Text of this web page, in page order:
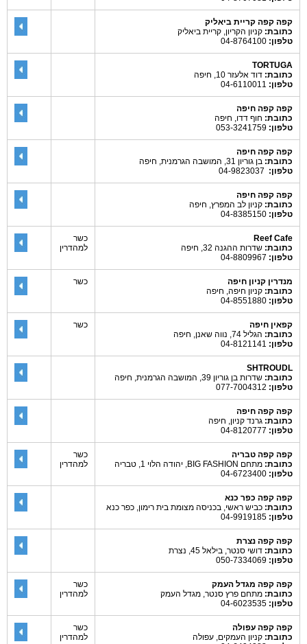
קפה קפה קריית ביאליק
כתובת: קניון הקריון, קריית ביאליק
טלפון:
TORTUGA
כתובת: דוד אלעזר 10, חיפה
טלפון:
קפה קפה חיפה
כתובת: חוף דדו, חיפה
טלפון:
קפה קפה חיפה
כתובת: בן גוריון 31, המושבה הגרמנית, חיפה
טלפון:
קפה קפה חיפה
כתובת: קניון לב המפרץ, חיפה
טלפון:
Reef Cafe
כתובת: שדרות ההגנה 32, חיפה
טלפון:
כשר
למהדרין
מנדרין קניון חיפה
כתובת: קניון חיפה, חיפה
טלפון:
כשר
קפאין חיפה
כתובת: הגליל 74, נווה שאנן, חיפה
טלפון:
כשר
SHTROUDL
כתובת: שדרות בן גוריון 39, המושבה הגרמנית, חיפה
טלפון:
קפה קפה חיפה
כתובת: גרנד קניון, חיפה
טלפון:
קפה קפה טבריה
כתובת: מתחם BIG FASHION, יהודה הלוי 1, טבריה
טלפון:
כשר
למהדרין
קפה קפה כפר כנא
כתובת: כביש ראשי, בכניסה מצומת בית רימון, כפר כנא
טלפון:
קפה קפה נצרת
כתובת: דושי סנטר, בילאל 45, נצרת
טלפון:
קפה קפה מגדל העמק
כתובת: מתחם פרץ סנטר, מגדל העמק
טלפון:
כשר
למהדרין
קפה קפה עפולה
כתובת: קניון העמקים, עפולה
כשר
למהדרין